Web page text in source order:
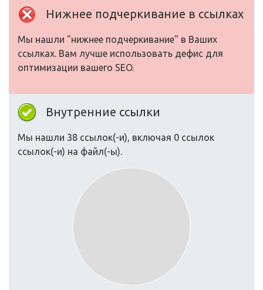
Нижнее подчеркивание в ссылках
Мы нашли "нижнее подчеркивание" в Ваших
ссылках. Вам лучше использовать дефис для
оптимизации вашего SEO.
Внутренние ссылки
Мы нашли 38 ссылок(-и), включая 0 ссылок
ссылок(-и) на файл(-ы).